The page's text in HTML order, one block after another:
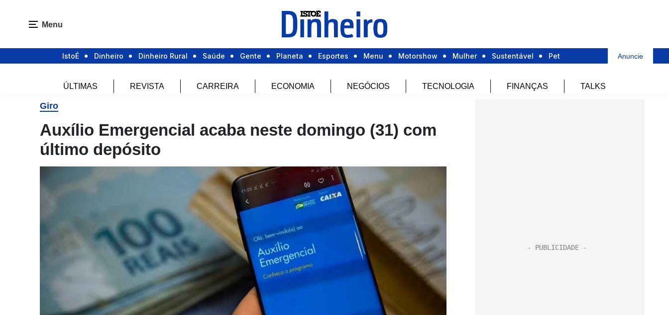
Menu
IstoÉ Dinheiro Dinheiro Rural Saúde Gente Planeta Esportes Menu Motorshow Mulher Sustentável Pet Anuncie
ÚLTIMAS REVISTA CARREIRA ECONOMIA NEGÓCIOS TECNOLOGIA FINANÇAS TALKS
Giro
Auxílio Emergencial acaba neste domingo (31) com
último depósito